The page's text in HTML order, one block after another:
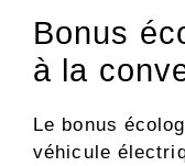
Bonus
à la
Le bonus
véhicule